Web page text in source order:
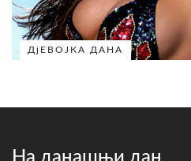
ДјЕВОЈКА ДАНА
На данашњи дан